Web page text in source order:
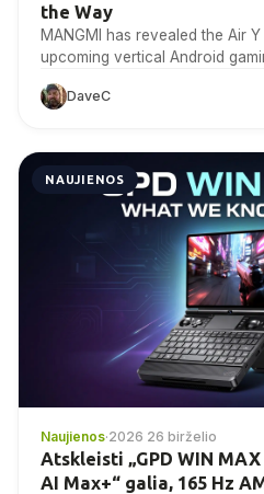
the Way
MANGMI has revealed the Air
upcoming vertical Android
DaveC
NAUJIENOS
Naujienos·2026 26 birželio
Atskleisti „GPD WIN
AI Max+“ galia, 165 Hz